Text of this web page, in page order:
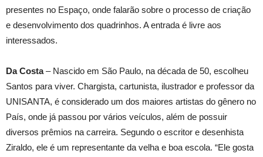
presentes no Espaço, onde falarão sobre o processo de criação
e desenvolvimento dos quadrinhos. A entrada é livre aos
interessados.
Da Costa– Nascido em São Paulo, na década de 50, escolheu
Santos para viver. Chargista, cartunista, ilustrador e professor da
UNISANTA, é considerado um dos maiores artistas do gênero no
País, onde já passou por vários veículos, além de possuir
diversos prêmios na carreira. Segundo o escritor e desenhista
Ziraldo, ele é um representante da velha e boa escola. “Ele gosta